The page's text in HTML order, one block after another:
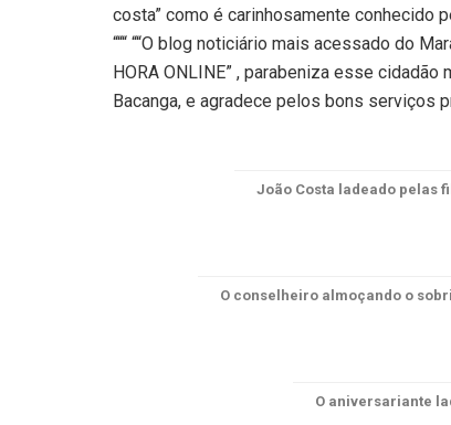
costa” como é carinhosamente conhecido
“““ ““O blog noticiário mais acessado do
HORA ONLINE” , parabeniza esse cidadão
Bacanga, e agradece pelos bons serviços
João Costa ladeado pelas
O conselheiro almoçando o
O aniversariante